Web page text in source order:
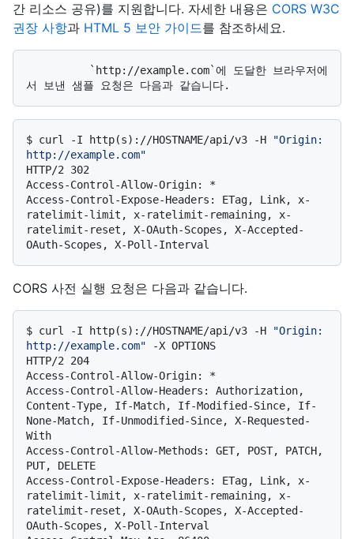
간 리소스 공유)를 지원합니다. 자세한 내용은 CORS W3C
권장 사항과 HTML 5 보안 가이드를 참조하세요.
$ curl -I http(s)://HOSTNAME/api/v3 -H
"Origin:
http://example.com"
HTTP/2 302
Access-Control-Allow-Origin: *
Access-Control-Expose-Headers: ETag, Link, x-
ratelimit-limit, x-ratelimit-remaining, x-
ratelimit-reset, X-OAuth-Scopes, X-Accepted-
CORS 사전 실행 요청은 다음과 같습니다.
$ curl -I http(s)://HOSTNAME/api/v3 -H
"Origin:
http://example.com" -X OPTIONS
HTTP/2 204
Access-Control-Allow-Origin: *
Access-Control-Allow-Headers: Authorization,
Content-Type, If-Match, If-Modified-Since, If-
None-Match, If-Unmodified-Since, X-Requested-
With
Access-Control-Allow-Methods: GET, POST, PATCH,
PUT, DELETE
Access-Control-Expose-Headers: ETag, Link, x-
ratelimit-limit, x-ratelimit-remaining, x-
ratelimit-reset, X-OAuth-Scopes, X-Accepted-
OAuth-Scopes, X-Poll-Interval